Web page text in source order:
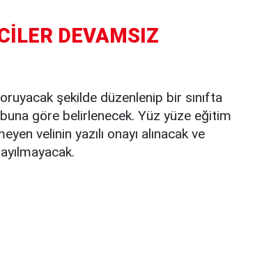
DEVAMSIZ
şekilde düzenlenip bir sınıfta
göre belirlenecek. Yüz yüze eğitim
velinin yazılı onayı alınacak ve